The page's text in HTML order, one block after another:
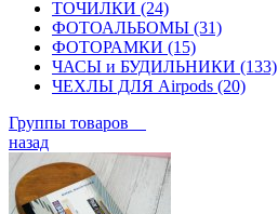
ТОЧИЛКИ (24)
ФОТОАЛЬБОМЫ (31)
ФОТОРАМКИ (15)
ЧАСЫ и БУДИЛЬНИКИ (133)
ЧЕХЛЫ ДЛЯ Airpods (20)
Группы товаров
назад